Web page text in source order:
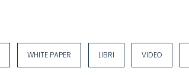
WHITE PAPER LIBRI VIDEO